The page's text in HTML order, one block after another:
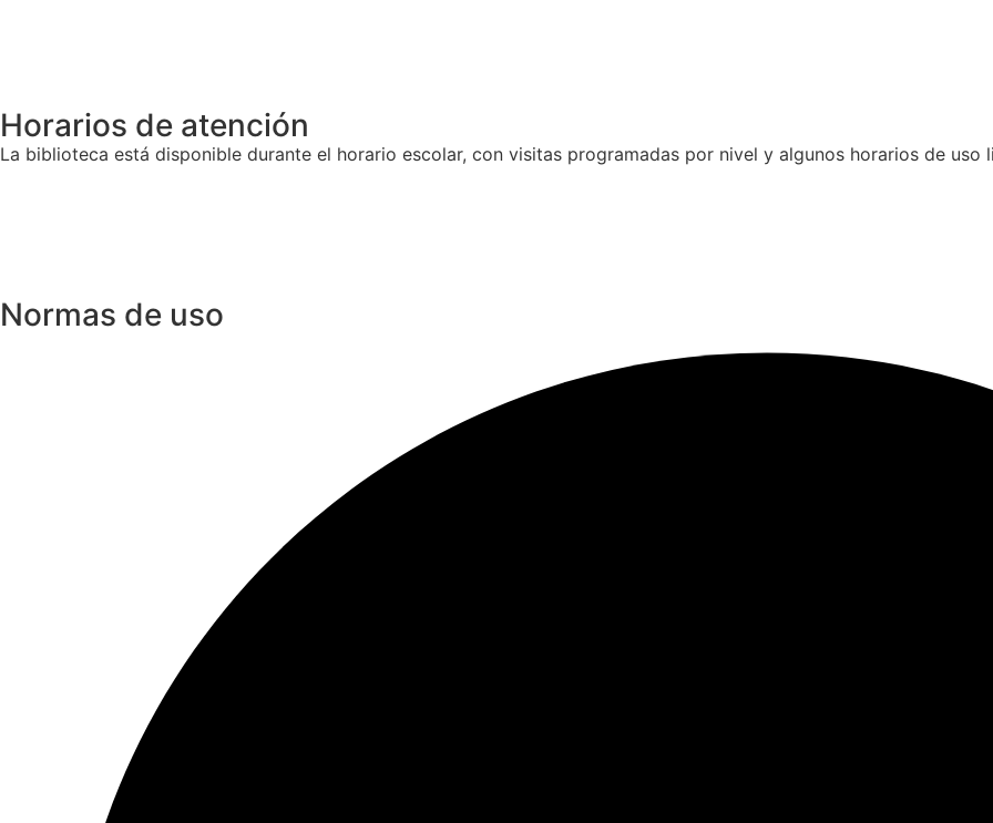
Horarios de atención
La biblioteca está disponible durante el horario escolar, con visitas programadas por nivel y algunos horarios de uso
Normas de uso